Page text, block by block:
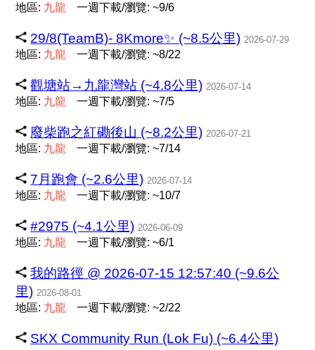
地區: 九龍 一週下載/瀏覽: ~9/6
29/8(TeamB)- 8Kmore✨ (~8.5公里) 2026-07-29
地區: 九龍 一週下載/瀏覽: ~8/22
觀塘站→九龍灣站 (~4.8公里) 2026-07-14
地區: 九龍 一週下載/瀏覽: ~7/5
廢柴跑之紅磡後山 (~8.2公里) 2026-07-21
地區: 九龍 一週下載/瀏覽: ~7/14
7月跑會 (~2.6公里) 2026-07-14
地區: 九龍 一週下載/瀏覽: ~10/7
#2975 (~4.1公里) 2026-06-09
地區: 九龍 一週下載/瀏覽: ~6/1
我的路徑 @ 2026-07-15 12:57:40 (~9.6公
里) 2026-08-01
地區: 九龍 一週下載/瀏覽: ~2/22
SKX Community Run (Lok Fu) (~6.4公里)